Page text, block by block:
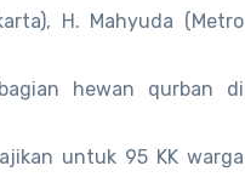
H. Mahyuda (Metro
hewan qurban di
untuk 95 KK warga